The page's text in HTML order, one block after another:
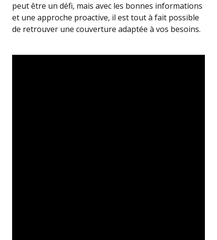
peut être un défi, mais avec les bonnes informations
et une approche proactive, il est tout à fait possible
de retrouver une couverture adaptée à vos besoins.